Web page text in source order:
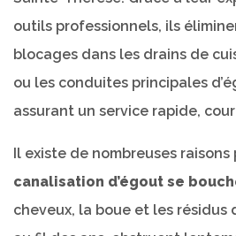
outils professionnels, ils
blocages dans les drains de
ou les conduites principales
assurant un service rapide,
Il existe de nombreuses
canalisation d’égout se
cheveux, la boue et les résidus